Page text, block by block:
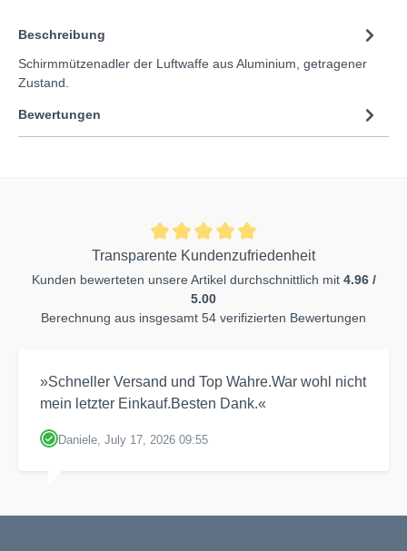
Beschreibung
Schirmmützenadler der Luftwaffe aus Aluminium, getragener
Zustand.
Bewertungen
Transparente Kundenzufriedenheit
Kunden bewerteten unsere Artikel durchschnittlich mit 4.96 /
5.00
Berechnung aus insgesamt 54 verifizierten Bewertungen
»Schneller Versand und Top Wahre.War wohl nicht
mein letzter Einkauf.Besten Dank.«
Daniele, July 17, 2026 09:55